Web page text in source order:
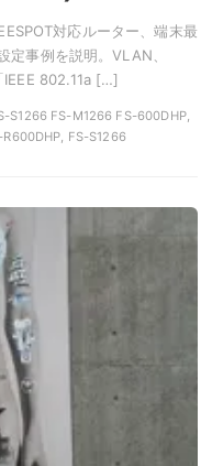
対応ルーター、端末最
定事例を説明。VLAN、
IEEE 802.11a […]
S1266 FS-M1266 FS-600DHP,
FS-S1266